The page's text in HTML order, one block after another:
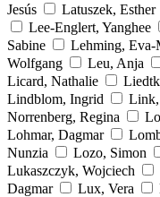
Jesús
Latuszek, Esther
Lee-Englert, Yanghee
Sabine
Lehming, Eva-
Wolfgang
Leu, Anja
Licard, Nathalie
Lindblom, Ingrid
Norrenberg, Regina
Lohmar, Dagmar
Nunzia
Lozo, Simon
Lukaszczyk, Wojciech
Dagmar
Lux, Vera